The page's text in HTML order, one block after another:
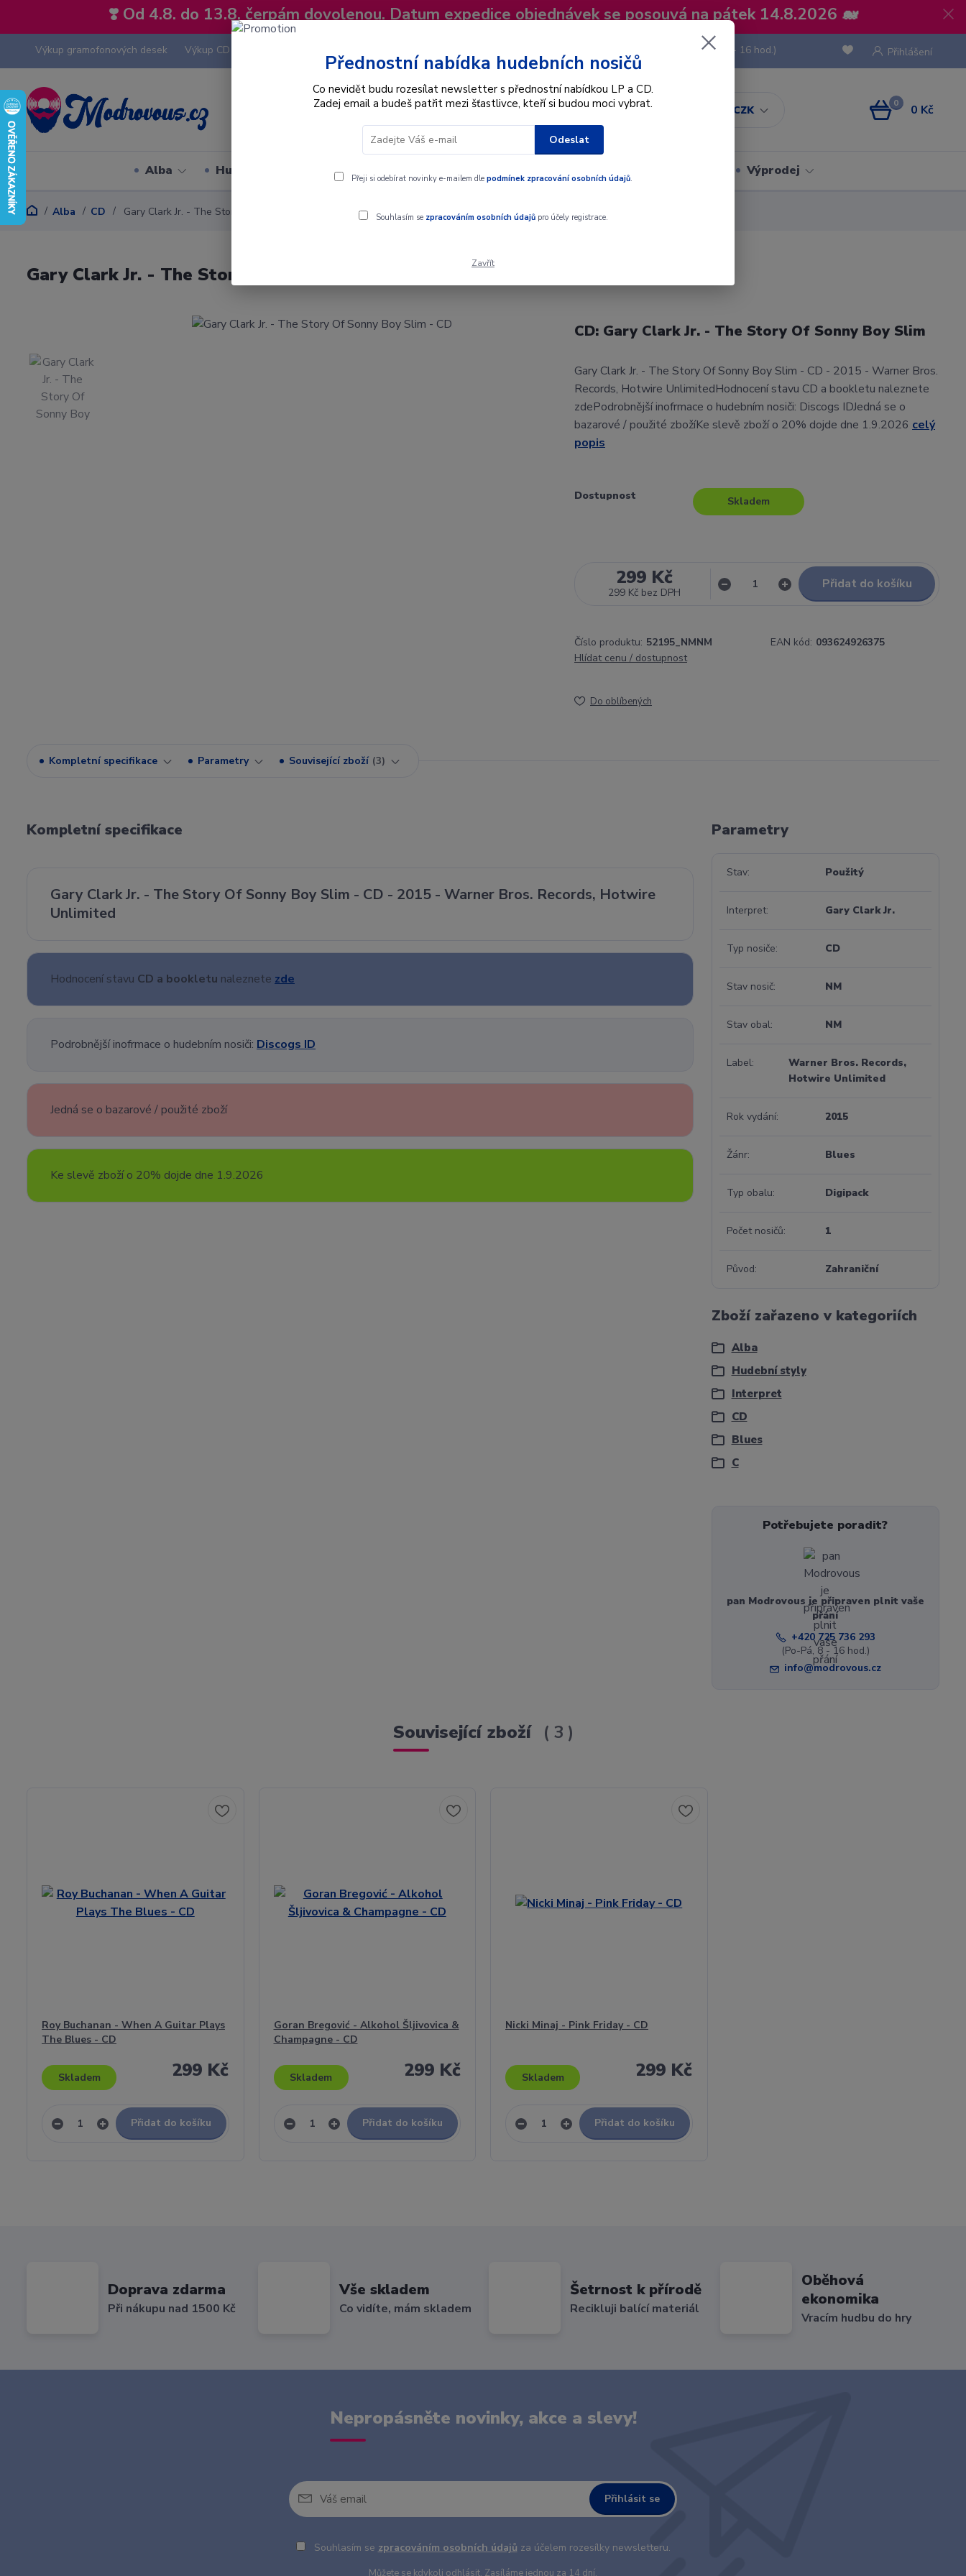
❣️ Od 4.8. do 13.8. čerpám dovolenou. Datum expedice objednávek se posouvá na pátek 14.8.2026 🐋
Výkup gramofonových desek Výkup CD
CZK
Přihlášení
Hledat
(Po-Pá, 8 - 16 hod.)
0 0 Kč
Alba Hudební styly Interpret Dárkové poukazy Výprodej
Alba CD Gary Clark Jr. - The Story Of Sonny Boy Slim - CD
Gary Clark Jr. - The Story Of Sonny Boy Slim - CD
CD: Gary Clark Jr. - The Story Of Sonny Boy Slim
Gary Clark Jr. - The Story Of Sonny Boy Slim - CD - 2015 - Warner Bros.
Records, Hotwire UnlimitedHodnocení stavu CD a bookletu naleznete
zdePodrobnější inofrmace o hudebním nosiči: Discogs IDJedná se o
bazarové / použité zbožíKe slevě zboží o 20% dojde dne 1.9.2026 celý
popis
Dostupnost Skladem
299 Kč
299 Kč bez DPH
Přidat do košíku
Číslo produktu: 52195_NMNM EAN kód: 093624926375
Hlídat cenu / dostupnost
Do oblíbených
Kompletní specifikace Parametry Související zboží 3
Kompletní specifikace
Gary Clark Jr. - The Story Of Sonny Boy Slim - CD - 2015 - Warner Bros. Records, Hotwire
Unlimited
Hodnocení stavu CD a bookletu naleznete zde
Podrobnější inofrmace o hudebním nosiči: Discogs ID
Jedná se o bazarové / použité zboží
Ke slevě zboží o 20% dojde dne 1.9.2026
Parametry
Stav Použitý
Interpret Gary Clark Jr.
Typ nosiče CD
Stav nosič NM
Stav obal NM
Label
Warner Bros. Records,
Hotwire Unlimited
Rok vydání 2015
Žánr Blues
Typ obalu Digipack
Počet nosičů 1
Původ Zahraniční
Zboží zařazeno v kategoriích
Alba
Hudební styly
Interpret
CD
Blues
C
Potřebujete poradit?
pan Modrovous je připraven plnit vaše
přání
+420 725 736 293
(Po-Pá, 8 - 16 hod.)
info@modrovous.cz
Související zboží 3
Roy Buchanan - When A Guitar Plays
The Blues - CD
299 Kč
Skladem
Přidat do košíku
Goran Bregović - Alkohol Šljivovica &
Champagne - CD
299 Kč
Skladem
Přidat do košíku
Nicki Minaj - Pink Friday - CD
299 Kč
Skladem
Přidat do košíku
Doprava zdarma
Při nákupu nad 1500 Kč
Vše skladem
Co vidíte, mám skladem
Šetrnost k přírodě
Recikluji balící materiál
Oběhová
ekonomika
Vracím hudbu do hry
Nepropásněte novinky, akce a slevy!
Přihlásit se
Souhlasím se zpracováním osobních údajů za účelem rozesílky newsletteru.
Můžete se kdykoli odhlásit. Zasíláme jednou za 14 dní.
Přednostní nabídka hudebních nosičů
Co nevidět budu rozesílat newsletter s přednostní nabídkou LP a CD.
Zadej email a budeš patřit mezi šťastlivce, kteří si budou moci vybrat.
Odeslat
Přeji si odebírat novinky e-mailem dle podmínek zpracování osobních údajů.
Souhlasím se zpracováním osobních údajůpro účely registrace.
Zavřít